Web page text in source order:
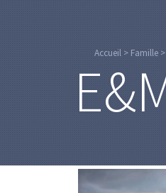
Accueil >Famille >